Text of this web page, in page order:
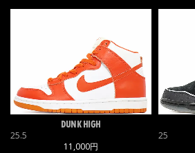
DUNK HIGH
25.5
11,000円
25